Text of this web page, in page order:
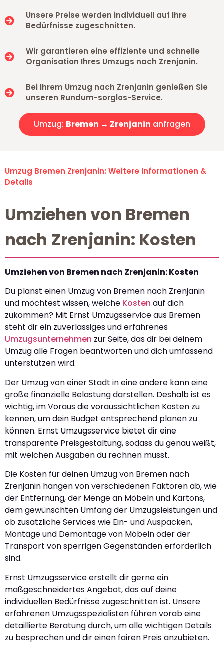
Unsere Preise werden individuell auf Ihre
Bedürfnisse zugeschnitten.
Wir garantieren eine effiziente und schnelle
Organisation Ihres Umzugs nach Zrenjanin.
Bei Ihrem Umzug nach Zrenjanin genießen Sie
unseren Rundum-sorglos-Service.
Umzug: Bremen → Zrenjanin anfragen
Umzug Bremen Zrenjanin: Weitere Informationen &
Details
Umziehen von Bremen
nach Zrenjanin: Kosten
Umziehen von Bremen nach Zrenjanin: Kosten
Du planst einen Umzug von Bremen nach Zrenjanin
und möchtest wissen, welche Kosten auf dich
zukommen? Mit Ernst Umzugsservice aus Bremen
steht dir ein zuverlässiges und erfahrenes
Umzugsunternehmen zur Seite, das dir bei deinem
Umzug alle Fragen beantworten und dich umfassend
unterstützen wird.
Der Umzug von einer Stadt in eine andere kann eine
große finanzielle Belastung darstellen. Deshalb ist es
wichtig, im Voraus die voraussichtlichen Kosten zu
kennen, um dein Budget entsprechend planen zu
können. Ernst Umzugsservice bietet dir eine
transparente Preisgestaltung, sodass du genau weißt,
mit welchen Ausgaben du rechnen musst.
Die Kosten für deinen Umzug von Bremen nach
Zrenjanin hängen von verschiedenen Faktoren ab, wie
der Entfernung, der Menge an Möbeln und Kartons,
dem gewünschten Umfang der Umzugsleistungen und
ob zusätzliche Services wie Ein- und Auspacken,
Montage und Demontage von Möbeln oder der
Transport von sperrigen Gegenständen erforderlich
sind.
Ernst Umzugsservice erstellt dir gerne ein
maßgeschneidertes Angebot, das auf deine
individuellen Bedürfnisse zugeschnitten ist. Unsere
erfahrenen Umzugsspezialisten führen vorab eine
detaillierte Beratung durch, um alle wichtigen Details
zu besprechen und dir einen fairen Preis anzubieten.